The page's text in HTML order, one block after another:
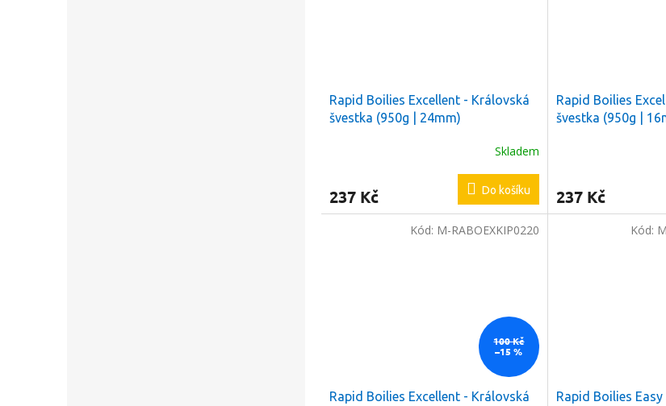
Rapid Boilies Excellent - Královská
švestka (950g | 24mm)
Skladem
237 Kč Do košíku
Rapid Boilies
švestka (950g |
237 Kč
100 Kč
–15 %
Rapid Boilies Excellent - Královská
Kód: M-RABOEXKIP0220
Rapid Boilies
Kód:
Křestní jméno
ODESLAT
Odesláním formuláře souhlasíte s našimi